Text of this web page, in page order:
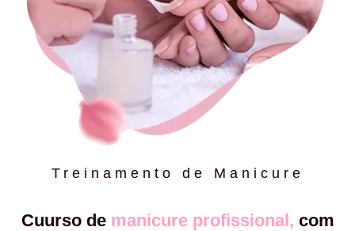
Treinamento de Manicure
Cuurso de manicure profissional, com